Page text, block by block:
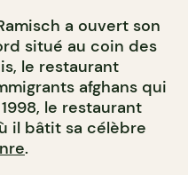
a ouvert son
situé au coin des
le restaurant
afghans qui
le restaurant
il bâtit sa célèbre
.